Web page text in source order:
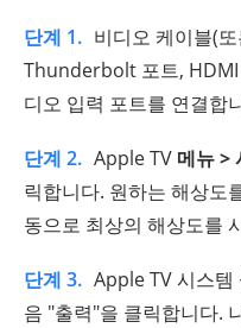
단계 1. 비디오 케이블(
Thunderbolt 포트, HDMI
디오 입력 포트를 연결합
단계 2. Apple TV 메뉴 >
릭합니다. 원하는 해상도
동으로 최상의 해상도를
단계 3. Apple TV 시스
음 "출력"을 클릭합니다.